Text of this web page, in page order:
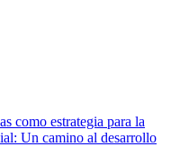
como estrategia para la
Un camino al desarrollo